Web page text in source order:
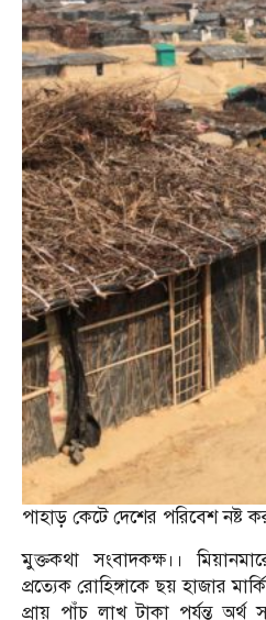
পাহাড় কেটে দেশের পরিবেশ নষ্ট
মুক্তকথা সংবাদকক্ষ।।
প্রত্যেক রোহিঙ্গাকে ছয় হাজার
প্রায় পাঁচ লাখ টাকা পর্যন্ত